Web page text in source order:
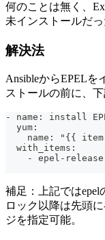
何のことは無く、
未インストールだっ
解決法
AnsibleからEPELを
ストールの前に、下
- name: install
  yum:
name: "{{ item
  with_items:
    - epel-release
補足：上記ではepel
ロック以降は先頭
ジを指定可能。